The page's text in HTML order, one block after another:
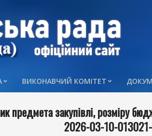
Primary
Menu
ВИКОНАВЧИЙ КОМІТЕТ
предмета закупівлі, розміру
2026-03-10-